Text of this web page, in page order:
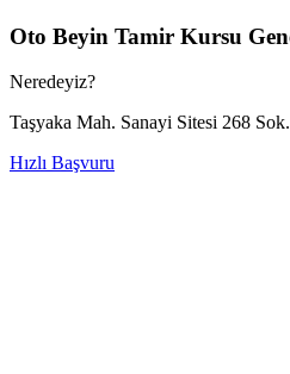
Oto Beyin Tamir Kursu
Neredeyiz?
Taşyaka Mah. Sanayi Sitesi 268
Hızlı Başvuru